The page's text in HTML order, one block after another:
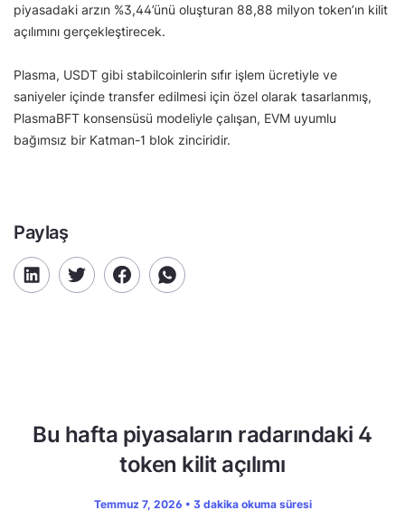
piyasadaki arzın %3,44’ünü oluşturan 88,88 milyon token’ın kilit
açılımını gerçekleştirecek.
Plasma, USDT gibi stabilcoinlerin sıfır işlem ücretiyle ve
saniyeler içinde transfer edilmesi için özel olarak tasarlanmış,
PlasmaBFT konsensüsü modeliyle çalışan, EVM uyumlu
bağımsız bir Katman-1 blok zinciridir.
Paylaş
Bu hafta piyasaların radarındaki 4
token kilit açılımı
Temmuz 7, 2026 • 3 dakika okuma süresi